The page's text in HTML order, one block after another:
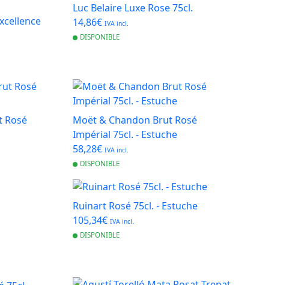
Luc Belaire Luxe Rose 75cl.
14,86€ IVA incl.
DISPONIBLE
Rosé
Moët & Chandon Brut Rosé
Impérial 75cl. - Estuche
58,28€ IVA incl.
DISPONIBLE
Ruinart Rosé 75cl. - Estuche
105,34€ IVA incl.
DISPONIBLE